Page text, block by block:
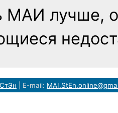
МАИ лучше,
СтЭн E-mail: